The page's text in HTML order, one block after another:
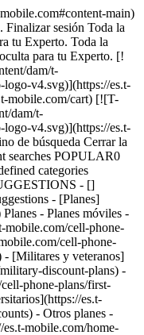
es.t-mobile.com/privacy-center/our-practices/privacy-policy) - [No venda, ni comparta mis Datos Personales](https://es.t-mobile.com/dns?Brand=Magenta&Site=Sell_Web&Origin_URL=https%3A%2F%2Fwww.t-mobile.com) - [Centro de Privacidad](https://es.t-mobile.com/privacy-center) [](https://es.t-mobile.com) # Detalles de ofertas pasadas de 2020 de T-Mobile Obtén los detalles de tus promociones de dispositivos. ¿Estás buscando ofertas de reembolso? [__Visita el Centro de promociones de T-Mobile.__](https://es.promotions.t-mobile.com/) ## Promociones vencidas: noviembre - diciembre de 2020 Ofertas para consumidores y empresas ### Promoción n.° 2 de "actualización de Apple" de 2020 para TFB Código de promoción: __T461__ Período: 12/4/20 - 12/31/20 Crédito: hasta __$30.41 al mes__ por 24 meses __Si se cancela el servicio móvil, es posible que los créditos cesen y deba pagarse el saldo restante del acuerdo de financiamiento requerido.__ Solo para clientes elegibles; más impuestos. Ver términos completos ## Promoción n.° 2 de "actualización de Apple" de 2020 para TFB Código de promoción: __T461__ Período: 12/4/20 - 12/31/20 Crédito: hasta __$30.41 al mes__ por 24 meses __Si se cancela la línea antes de recibir 24 créditos en la factura, es posible que se adeude hasta el valor total del dispositivo (por ej., $504 - Samsung Galaxy A51 / $699.99 - Samsung Galaxy S20 FE 5G 128 GB / $729.99 - iPhone mini 64 GB); si se cancela su cuenta, puede contactarnos primero para realizar pagos mensuales del saldo con descuento.__ Los impuestos sobre el precio antes del crédito se pagan al momento de la compra. Oferta por tiempo limitado; sujeta a cambio. Se requiere crédito elegible y cuenta comercial. Si se cancelaron líneas en los últimos 90 días, es posible que deban reactivarse primero. Podría requerirse tarjeta SIM de $10 y, en tiendas y llamadas a servicio al cliente, un cargo de $20 por asesoramiento o asistencia para la actualización. Hasta $729.99 a través de créditos en la factura mensual; la cuenta debe estar activa y al corriente para recibir los créditos; puede demorar hasta 2 ciclos de facturación. Es posible que no se pueda combinar con algunas ofertas o descuentos. Los impuestos sobre el precio antes del crédito se pagan al momento de la compra. Oferta por tiempo limitado; sujeta a cambio. Se requiere crédito elegible, cuenta comercial y plan Business Unlimited Plus. __Si se cancelaron líneas en los últimos 90 días, es posible que deban reactivarse primero. Podría requerirse tarjeta SIM de $10 y, en tiendas y llamadas a Servicio al Cliente, un cargo de $20 por asesoramiento o asistencia para la actualización. Si se cancela la línea antes de recibir 24 créditos en la factura, es posible que se adeude hasta el valor total del dispositivo (por ej., $729.99 - iPhone 12 mini 64 GB / $779.99 - iPhone 12 mini 128 GB / $829.99 - iPhone 12 64 GB / $879.99 - iPhone 12 128 GB y 12 mini 256 GB / $979.99 - iPhone 12 256 GB / $999.99 - iPhone 12 Pro 128 GB / $1,099.99 - iPhone 12 Pro 256 GB y iPhone 12 Pro Max 128 GB / $1,199.99 - iPhone 12 Pro Max 256 GB / $1,299.99 - iPhone 12 Pro 512 GB / $1,399.99 - iPhone 12 Pro Max 512 GB); si cancela su cuenta, puede comunicarse con nosotros antes para realizar pagos mensuales del saldo con descuento.__ $730 vía créditos en la factura; la cuenta debe estar activa y al corriente para recibir los créditos; puede demorar 2 ciclos de facturación. Es posible que no se pueda combinar con algunas ofertas o descuentos. Obtenga un iPhone 12 mini, Galaxy A51, o Samsung Galaxy S20 FE 5G de 128 GB gratis vía 24 créditos mensuales u obtenga hasta $730 de descuento en un iPhone 12 series vía